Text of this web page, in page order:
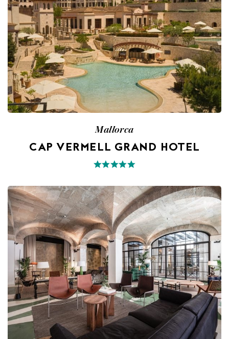
Mallorca
CAP VERMELL GRAND HOTEL